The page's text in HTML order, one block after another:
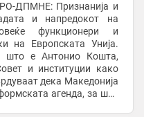
ДПМНЕ: Признанија и
и напредокот на
функционери и
на Европската Унија.
што е Антонио Кошта,
и институции како
дека Македонија
агенда, за што